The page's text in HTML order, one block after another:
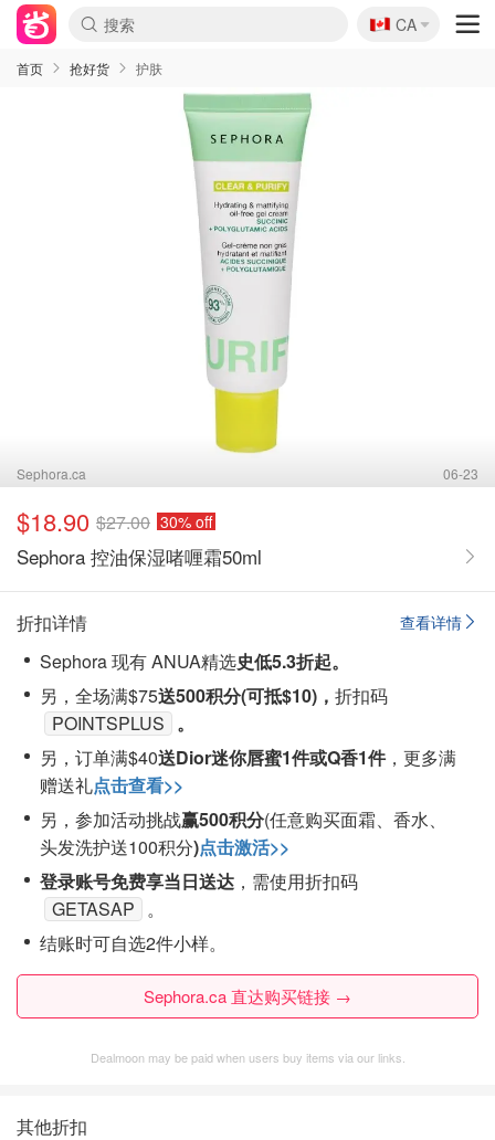
🇨🇦
CA
首页 抢好货 护肤
Sephora.ca 06-23
$18.90 $27.00 30% off
Sephora 控油保湿啫喱霜50ml
查看详情
折扣详情
Sephora 现有 ANUA精选史低5.3折起。
另，全场满$75送500积分(可抵$10)， 折扣码
POINTSPLUS 。
另，订单满$40送Dior迷你唇蜜1件或Q香1件，更多满
赠送礼点击查看>>
另，参加活动挑战赢500积分(任意购买面霜、香水、
头发洗护送100积分)点击激活>>
登录账号免费享当日送达 ，需使用折扣码
GETASAP 。
结账时可自选2件小样。
Sephora.ca 直达购买链接 →
Dealmoon may be paid when users buy items via our links.
其他折扣